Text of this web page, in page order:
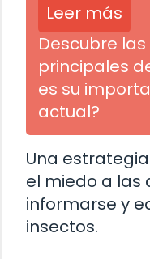
Leer más
Descubre
principales
es su
actual?
Una
el miedo a las
informarse y
insectos.